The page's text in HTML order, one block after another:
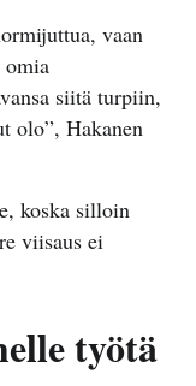
vaan
omia
siitä turpiin,
olo”, Hakanen
koska silloin
viisaus ei
työtä